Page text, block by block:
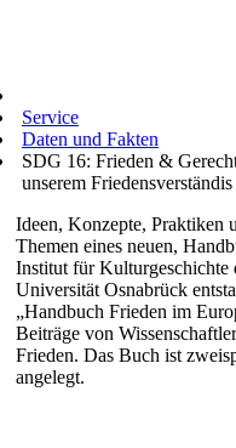
Service
Daten und Fakten
SDG 16: Frieden &
unserem Friedensverständis
Ideen, Konzepte, Praktiken
Themen eines neuen,
Institut für
Universität Osnabrück
„Handbuch Frieden im
Beiträge von
Frieden. Das Buch ist
angelegt.